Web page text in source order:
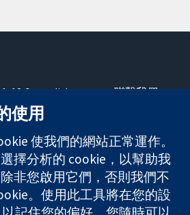
13 Cavendish
0AN
Kingdom
聯繫我們
關於我們
工作機會
Cochrane
Library
使用
使我們的網站正常運作。
擇分析的 cookie，以幫助我
非您啟用它們，否則我們不
。使用此工具將在您的設